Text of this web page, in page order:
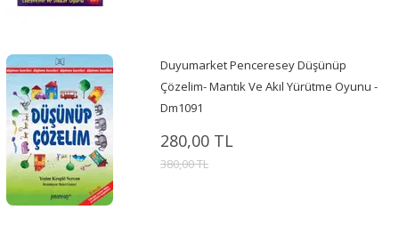
Duyumarket Penceresey Düşünüp
Çözelim- Mantık Ve Akıl Yürütme Oyunu -
Dm1091
280,00 TL
380,00 TL